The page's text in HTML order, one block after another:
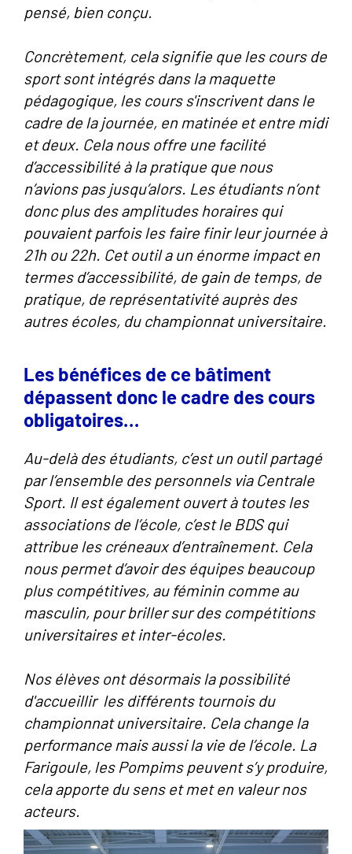
pensé, bien conçu.
Concrètement, cela signifie que les cours de
sport sont intégrés dans la maquette
pédagogique, les cours s'inscrivent dans le
cadre de la journée, en matinée et entre midi
et deux. Cela nous offre une facilité
d’accessibilité à la pratique que nous
n’avions pas jusqu’alors. Les étudiants n’ont
donc plus des amplitudes horaires qui
pouvaient parfois les faire finir leur journée à
21h ou 22h. Cet outil a un énorme impact en
termes d’accessibilité, de gain de temps, de
pratique, de représentativité auprès des
autres écoles, du championnat universitaire.
Les bénéfices de ce bâtiment
dépassent donc le cadre des cours
obligatoires…
Au-delà des étudiants, c’est un outil partagé
par l’ensemble des personnels via Centrale
Sport. Il est également ouvert à toutes les
associations de l’école, c’est le BDS qui
attribue les créneaux d’entraînement. Cela
nous permet d’avoir des équipes beaucoup
plus compétitives, au féminin comme au
masculin, pour briller sur des compétitions
universitaires et inter-écoles.
Nos élèves ont désormais la possibilité
d'accueillir les différents tournois du
championnat universitaire. Cela change la
performance mais aussi la vie de l’école. La
Farigoule, les Pompims peuvent s’y produire,
cela apporte du sens et met en valeur nos
acteurs.